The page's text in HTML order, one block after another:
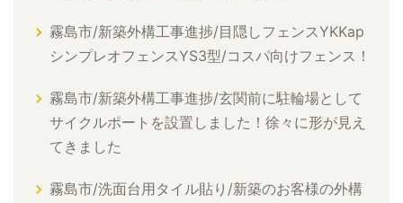
霧島市/新築外構工事進捗/目隠しフェンスYKKap
シンプレオフェンスYS3型/コスパ向けフェンス！
霧島市/新築外構工事進捗/玄関前に駐輪場として
サイクルポートを設置しました！徐々に形が見え
てきました
霧島市/洗面台用タイル貼り/新築のお客様の外構